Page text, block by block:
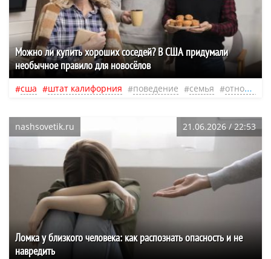
Можно ли купить хороших соседей? В США придумали
необычное правило для новосёлов
сша штат калифорния поведение семья отношения
nashsovetik.ru 21.06.2026 / 22:53
Ломка у близкого человека: как распознать опасность и не
навредить